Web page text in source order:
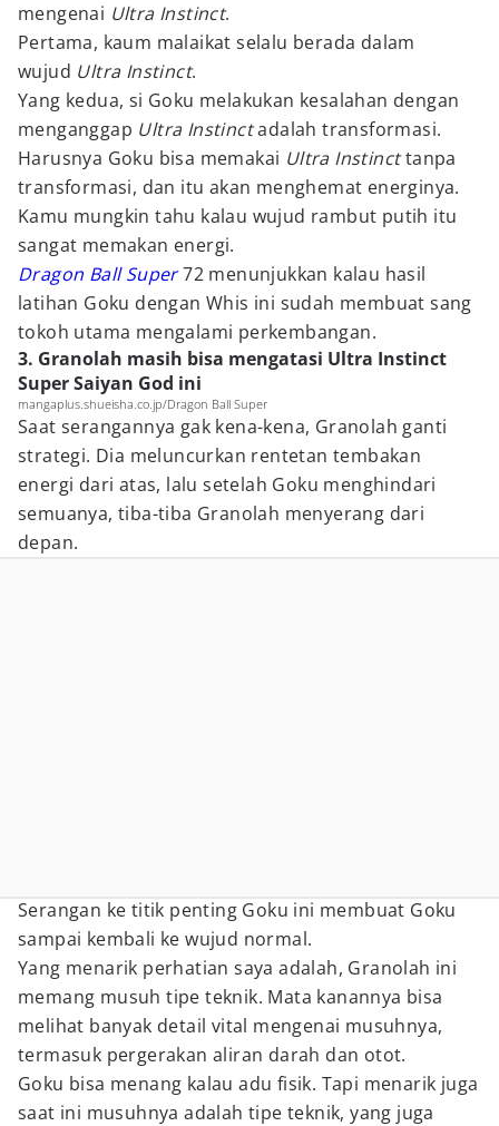
mengenai Ultra Instinct.
Pertama, kaum malaikat selalu berada dalam
wujud Ultra Instinct.
Yang kedua, si Goku melakukan kesalahan dengan
menganggap Ultra Instinctadalah transformasi.
Harusnya Goku bisa memakai Ultra Instincttanpa
transformasi, dan itu akan menghemat energinya.
Kamu mungkin tahu kalau wujud rambut putih itu
sangat memakan energi.
Dragon Ball Super 72 menunjukkan kalau hasil
latihan Goku dengan Whis ini sudah membuat sang
tokoh utama mengalami perkembangan.
3. Granolah masih bisa mengatasi Ultra Instinct
Super Saiyan God ini
mangaplus.shueisha.co.jp/Dragon Ball Super
Saat serangannya gak kena-kena, Granolah ganti
strategi. Dia meluncurkan rentetan tembakan
energi dari atas, lalu setelah Goku menghindari
semuanya, tiba-tiba Granolah menyerang dari
depan.
Serangan ke titik penting Goku ini membuat Goku
sampai kembali ke wujud normal.
Yang menarik perhatian saya adalah, Granolah ini
memang musuh tipe teknik. Mata kanannya bisa
melihat banyak detail vital mengenai musuhnya,
termasuk pergerakan aliran darah dan otot.
Goku bisa menang kalau adu fisik. Tapi menarik juga
saat ini musuhnya adalah tipe teknik, yang juga